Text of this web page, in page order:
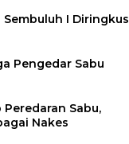
I Diringkus
Pengedar Sabu
Sabu,
Nakes